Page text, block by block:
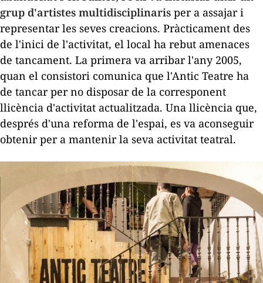
grup d'artistes multidisciplinaris per a assajar i
representar les seves creacions. Pràcticament des
de l'inici de l'activitat, el local ha rebut amenaces
de tancament. La primera va arribar l'any 2005,
quan el consistori comunica que l'Antic Teatre ha
de tancar per no disposar de la corresponent
llicència d'activitat actualitzada. Una llicència que,
després d'una reforma de l'espai, es va aconseguir
obtenir per a mantenir la seva activitat teatral.